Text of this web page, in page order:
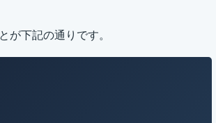
が下記の通りです。